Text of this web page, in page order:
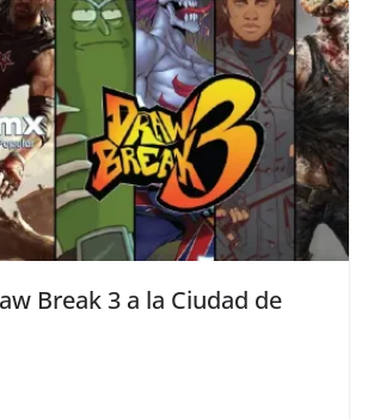
Break 3 a la Ciudad de